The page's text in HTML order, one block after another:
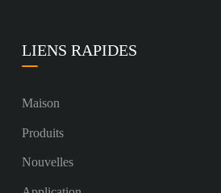
LIENS RAPIDES
Maison
Produits
Nouvelles